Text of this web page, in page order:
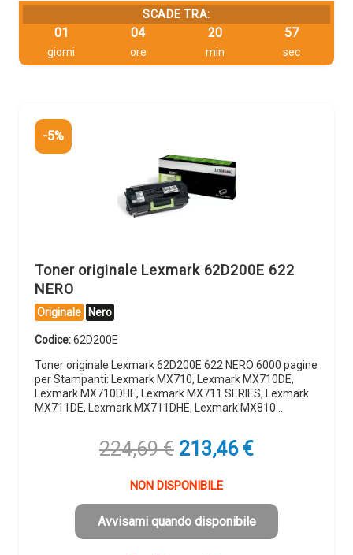
SCADE TRA:
01
giorni
04
ore
20
min
57
sec
-5%
Toner originale Lexmark 62D200E 622
NERO
Originale Nero
Codice:62D200E
Toner originale Lexmark 62D200E 622 NERO 6000 pagine
per Stampanti: Lexmark MX710, Lexmark MX710DE,
Lexmark MX710DHE, Lexmark MX711 SERIES, Lexmark
MX711DE, Lexmark MX711DHE, Lexmark MX810…
224,69€ Il
prezzo
originale
era:
224,69 €.
213,46 €Il
è:
213,46 €.
NON DISPONIBILE
Avvisami quando disponibile